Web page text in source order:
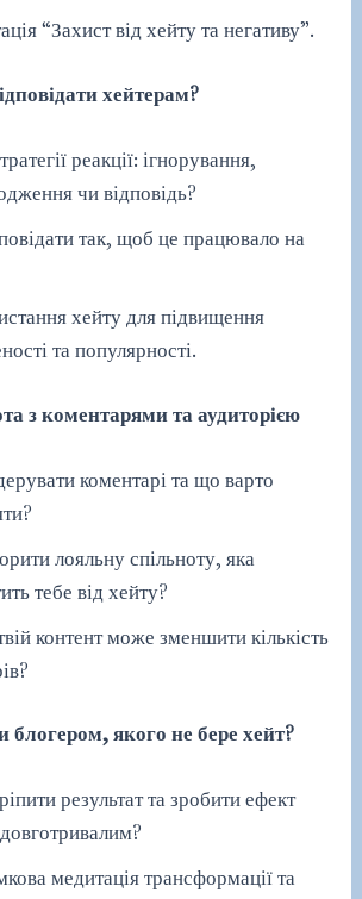
“Захист від хейту та негативу”.
хейтерам?
реакції: ігнорування,
чи відповідь?
так, щоб це працювало на
хейту для підвищення
та популярності.
з коментарями та аудиторією
коментарі та що варто
лояльну спільноту, яка
тебе від хейту?
контент може зменшити кількість
блогером, якого не бере хейт?
результат та зробити ефект
медитація трансформації та